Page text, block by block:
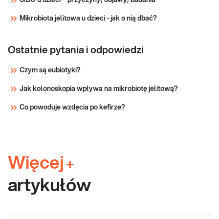
Mikrobiota jelitowa u dzieci - jak o nią dbać?
Ostatnie pytania i odpowiedzi
Czym są eubiotyki?
Jak kolonoskopia wpływa na mikrobiotę jelitową?
Co powoduje wzdęcia po kefirze?
Więcej +
artykułów